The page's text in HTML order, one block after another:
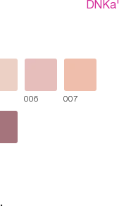
DNKa'
006 007